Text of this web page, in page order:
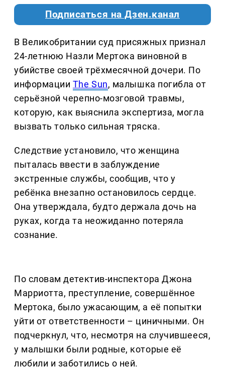
Подписаться на Дзен.канал
В Великобритании суд присяжных признал
24-летнюю Назли Мертока виновной в
убийстве своей трёхмесячной дочери. По
информации The Sun, малышка погибла от
серьёзной черепно-мозговой травмы,
которую, как выяснила экспертиза, могла
вызвать только сильная тряска.
Следствие установило, что женщина
пыталась ввести в заблуждение
экстренные службы, сообщив, что у
ребёнка внезапно остановилось сердце.
Она утверждала, будто держала дочь на
руках, когда та неожиданно потеряла
сознание.
По словам детектив-инспектора Джона
Марриотта, преступление, совершённое
Мертока, было ужасающим, а её попытки
уйти от ответственности – циничными. Он
подчеркнул, что, несмотря на случившееся,
у малышки были родные, которые её
любили и заботились о ней.